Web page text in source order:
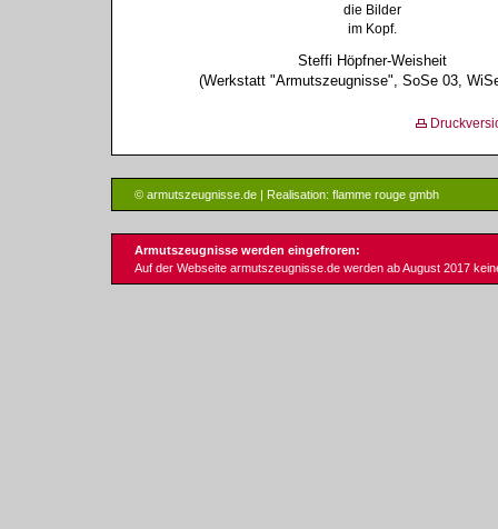
die Bilder
im Kopf.
Steffi Höpfner-Weisheit
(Werkstatt "Armutszeugnisse", SoSe 03,
© armutszeugnisse.de | Realisation: flamme rouge gmbh
Armutszeugnisse werden eingefroren:
Auf der Webseite armutszeugnisse.de werden ab August 2017